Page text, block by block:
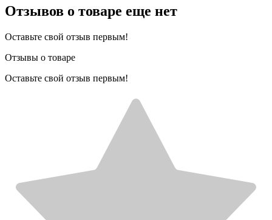
Отзывов о товаре еще нет
Оставьте свой отзыв первым!
Отзывы о товаре
Оставьте свой отзыв первым!